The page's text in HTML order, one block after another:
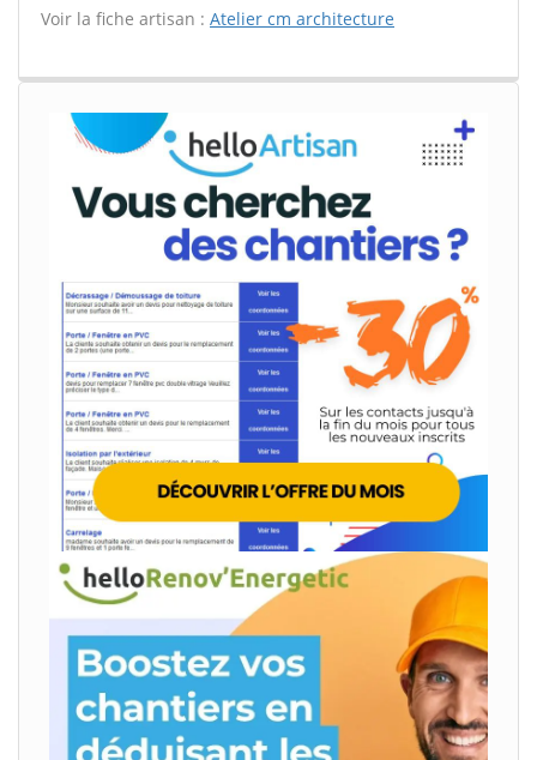
Voir la fiche artisan : Atelier cm architecture